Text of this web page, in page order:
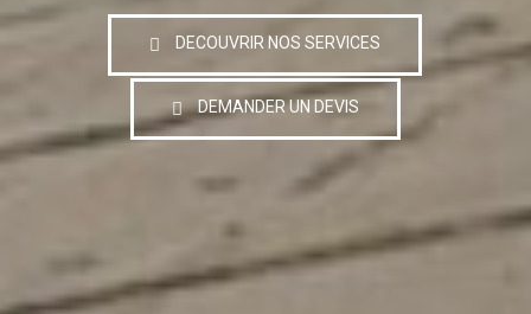
DECOUVRIR NOS SERVICES
DEMANDER UN DEVIS